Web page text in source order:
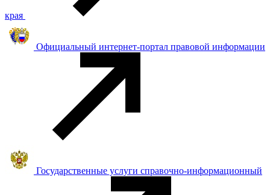
края
Официальный интернет-портал правовой информации
Государственные услуги справочно-информационный